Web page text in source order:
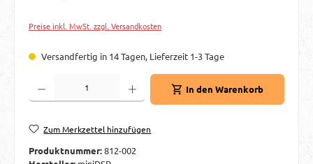
Preise inkl. MwSt. zzgl. Versandkosten
Versandfertig in 14 Tagen, Lieferzeit 1-3 Tage
Produkt Anzahl: Gib den gewünschten Wert ein oder benutze die Schaltflächen
In den Warenkorb
Zum Merkzettel hinzufügen
Produktnummer:812-002